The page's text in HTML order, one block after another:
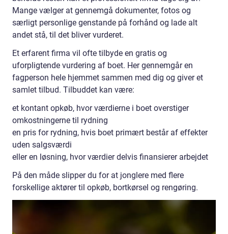
Mange vælger at gennemgå dokumenter, fotos og
særligt personlige genstande på forhånd og lade alt
andet stå, til det bliver vurderet.
Et erfarent firma vil ofte tilbyde en gratis og
uforpligtende vurdering af boet. Her gennemgår en
fagperson hele hjemmet sammen med dig og giver et
samlet tilbud. Tilbuddet kan være:
et kontant opkøb, hvor værdierne i boet overstiger
omkostningerne til rydning
en pris for rydning, hvis boet primært består af effekter
uden salgsværdi
eller en løsning, hvor værdier delvis finansierer arbejdet
På den måde slipper du for at jonglere med flere
forskellige aktører til opkøb, bortkørsel og rengøring.